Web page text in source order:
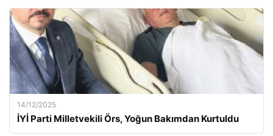
14/12/2025
İYİ Parti Milletvekili Örs, Yoğun Bakımdan Kurtuldu